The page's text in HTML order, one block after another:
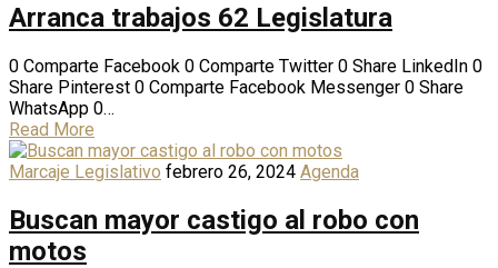
Arranca trabajos 62 Legislatura
0 Comparte Facebook 0 Comparte Twitter 0 Share LinkedIn 0
Share Pinterest 0 Comparte Facebook Messenger 0 Share
WhatsApp 0…
Read More
Marcaje Legislativo febrero 26, 2024 Agenda
Buscan mayor castigo al robo con
motos